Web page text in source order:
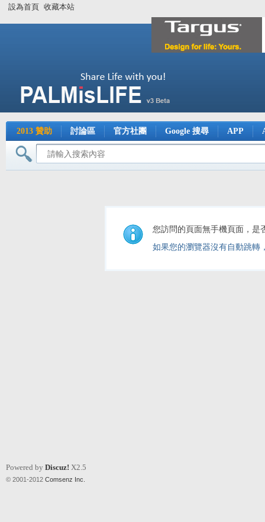
設為首頁 收藏本站
2013 贊助 討論區 官方社團 Google 搜尋 APP
您訪問的頁面無手機頁面，是
如果您的瀏覽器沒有自動跳轉
Powered by Discuz! X2.5
© 2001-2012 Comsenz Inc.